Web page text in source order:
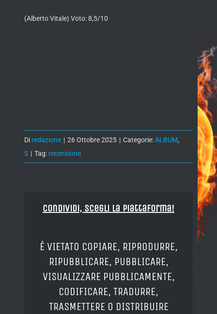
(Alberto Vitale) Voto: 8,5/10
Di redazione | 26 Ottobre 2025 | Categorie:ALBUM,
S | Tag: recensione
Condividi, Scegli la piattaforma!
È VIETATO COPIARE, RIPRODURRE,
RIPUBBLICARE, PUBBLICARE,
VISUALIZZARE PUBBLICAMENTE,
CODIFICARE, TRADURRE,
TRASMETTERE O DISTRIBUIRE